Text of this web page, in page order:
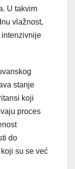
U takvim
vlažnost,
stanje
koji
proces
do
su se već